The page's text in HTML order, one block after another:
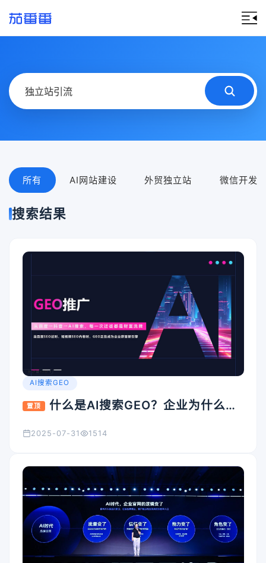
所有 AI网站建设 外贸独立站 微信开发
搜索结果
AI搜索GEO
置顶
什么是AI搜索GEO？企业为什么要
2025-07-31 1514